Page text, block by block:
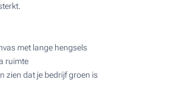
met lange hengsels
ruimte
zien dat je bedrijf groen is